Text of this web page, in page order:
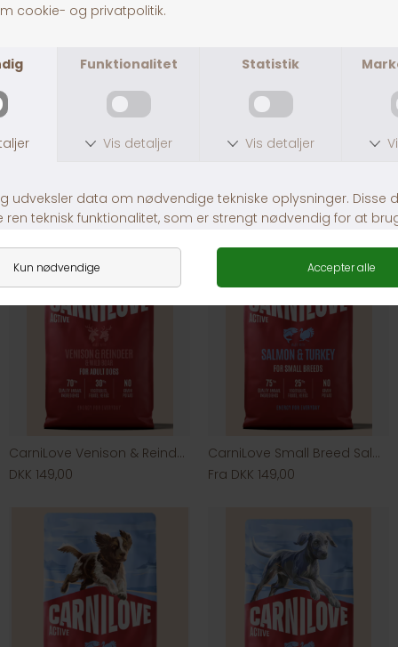
CarniLove Venison & Reindeer & Wild Boar
DKK 149,00
CarniLove Small Breed Salmon & Turkey
Fra DKK 149,00